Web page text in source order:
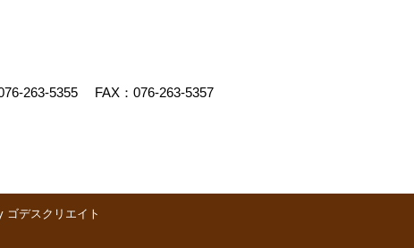
263-5355
FAX：076-263-5357
ゴデスクリエイト